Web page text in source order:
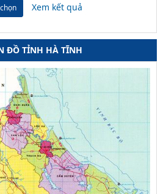
Xem kết quả
ĐỒ TỈNH HÀ TĨNH